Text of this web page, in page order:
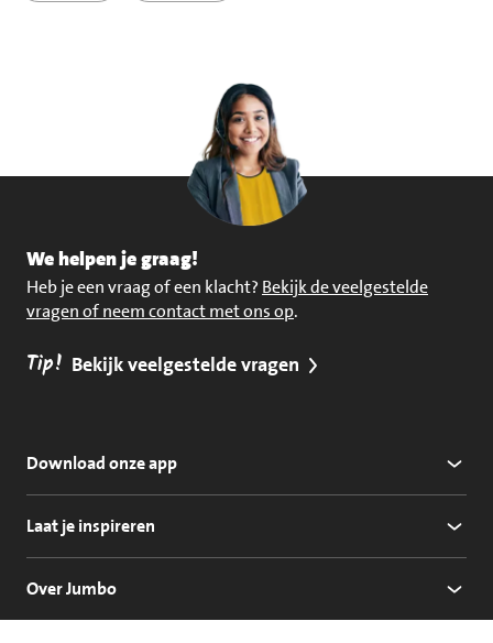
We helpen je graag!
Heb je een vraag of een klacht? Bekijk de veelgestelde
vragen of neem contact met ons op.
Tip! Bekijk veelgestelde vragen
Download onze app
Laat je inspireren
Over Jumbo